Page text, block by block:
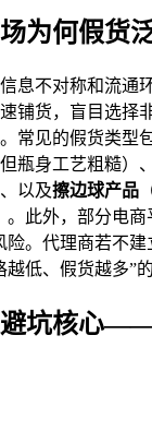
为何假货泛
息不对称和流通
铺货，盲目选择
常见的假货类型包
瓶身工艺粗糙）、
以及擦边球产品
。此外，部分电商
险。代理商若不
低、假货越多”
坑核心